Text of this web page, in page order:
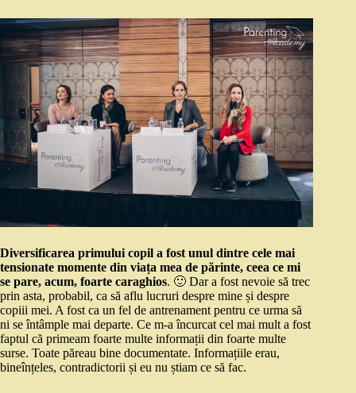
Diversificarea primului copil a fost unul dintre cele mai
tensionate momente din viața mea de părinte, ceea ce mi
se pare, acum, foarte caraghios. 🙂 Dar a fost nevoie să trec
prin asta, probabil, ca să aflu lucruri despre mine și despre
copiii mei. A fost ca un fel de antrenament pentru ce urma să
ni se întâmple mai departe. Ce m-a încurcat cel mai mult a fost
faptul că primeam foarte multe informații din foarte multe
surse. Toate păreau bine documentate. Informațiile erau,
bineînțeles, contradictorii și eu nu știam ce să fac.